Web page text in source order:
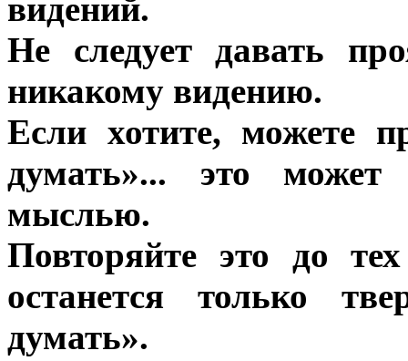
видений.
Не следует давать
никакому видению.
Если хотите, можете
думать»... это может
мыслью.
Повторяйте это до
останется только
думать».